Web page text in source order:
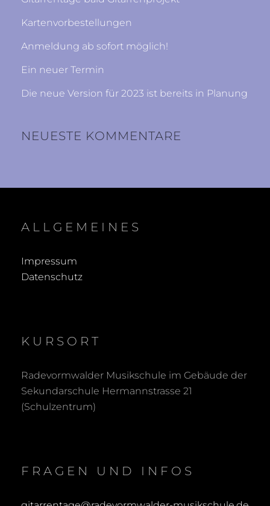
Kartenvorbestellungen
Anmeldung ab sofort möglich!
Ein neuer Termin
Die neue Version für 2023 ist bereits in Planung
NEUESTE KOMMENTARE
ALLGEMEINES
Impressum
Datenschutz
KURSORT
Radevormwalder Musikschule im Gebäude der
Sekundarschule Hermannstrasse 21
(Schulzentrum)
FRAGEN UND INFOS